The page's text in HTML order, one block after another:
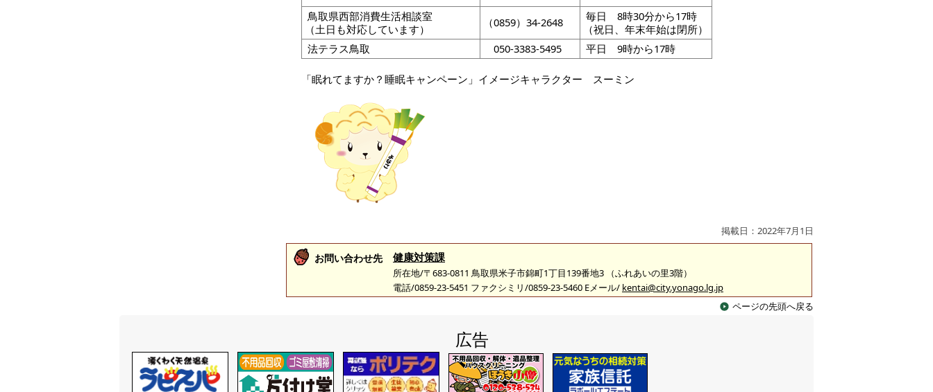
鳥取県西部消費生活相談室
（土日も対応しています）
（0859）34-2648
毎日 8時30分から17時
（祝日、年末年始は閉所）
法テラス鳥取
050-3383-5495 平日 9時から17時
「眠れてますか？睡眠キャンペーン」イメージキャラクター スーミン
掲載日：2022年7月1日
お問い合わせ先 健康対策課
所在地/〒683-0811 鳥取県米子市錦町1丁目139番地3 （ふれあいの里3階）
電話/0859-23-5451 ファクシミリ/0859-23-5460 Eメール/ kentai@city.yonago.lg.jp
ページの先頭へ戻る
広告